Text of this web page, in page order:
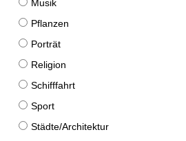
Musik
Pflanzen
Porträt
Religion
Schifffahrt
Sport
Städte/Architektur